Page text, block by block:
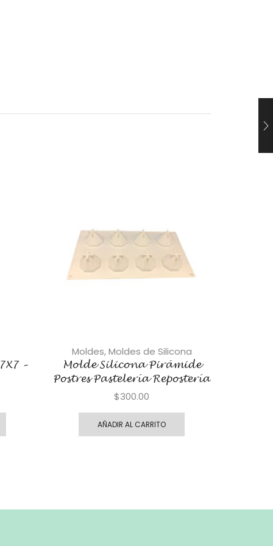
–
Moldes,Moldes de Silicona
Molde Silicona Pirámide
Postres Pastelería Repostería
$300.00
AÑADIR AL CARRITO